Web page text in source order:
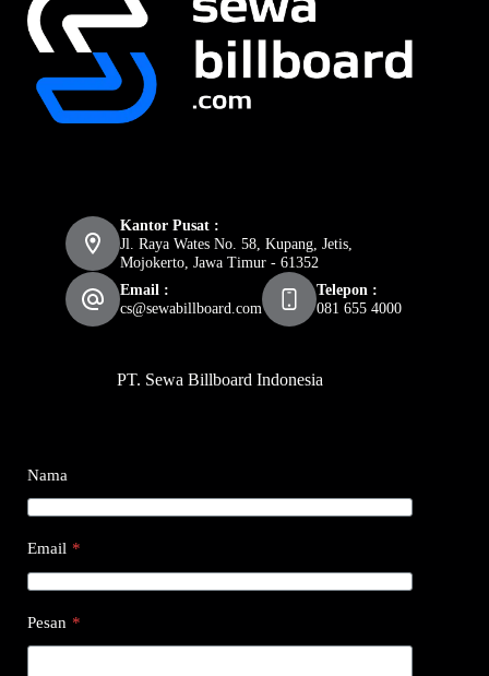
Kantor Pusat :
Jl. Raya Wates No. 58, Kupang, Jetis,
Mojokerto, Jawa Timur - 61352
Email :
cs@sewabillboard.com
Telepon :
081 655 4000
PT. Sewa Billboard Indonesia
Nama
Email *
Pesan *